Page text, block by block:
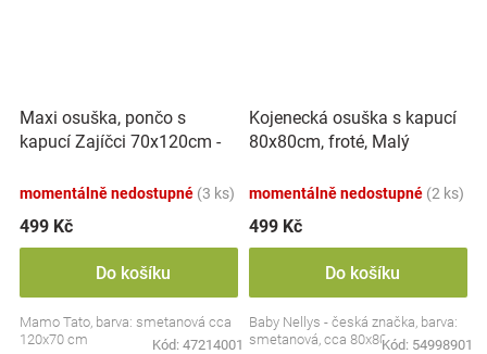
Maxi osuška, pončo s
kapucí Zajíčci 70x120cm -
momentálně nedostupné (3 ks)
499 Kč
Do košíku
Mamo Tato, barva: smetanová cca
120x70 cm
Kód: 47214001
Kojenecká osuška s kapucí
80x80cm, froté, Malý
momentálně nedostupné (2 ks)
499 Kč
Do košíku
Baby Nellys - česká značka, barva:
smetanová, cca 80x80cm
Kód: 54998901